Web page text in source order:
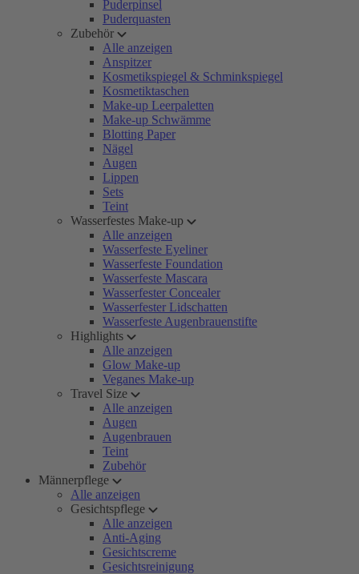
Puderpinsel
Puderquasten
Zubehör
Alle anzeigen
Anspitzer
Kosmetikspiegel & Schminkspiegel
Kosmetiktaschen
Make-up Leerpaletten
Make-up Schwämme
Blotting Paper
Nägel
Augen
Lippen
Sets
Teint
Wasserfestes Make-up
Alle anzeigen
Wasserfeste Eyeliner
Wasserfeste Foundation
Wasserfeste Mascara
Wasserfester Concealer
Wasserfester Lidschatten
Wasserfeste Augenbrauenstifte
Highlights
Alle anzeigen
Glow Make-up
Veganes Make-up
Travel Size
Alle anzeigen
Augen
Augenbrauen
Teint
Zubehör
Männerpflege
Alle anzeigen
Gesichtspflege
Alle anzeigen
Anti-Aging
Gesichtscreme
Gesichtsreinigung